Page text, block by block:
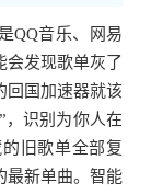
QQ音乐、网易
会发现歌单灰了
回国加速器就该
，识别为你人在
旧歌单全部复
最新单曲。智能